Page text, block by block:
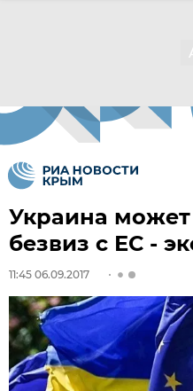
Украина может
безвиз с ЕС -
11:45 06.09.2017